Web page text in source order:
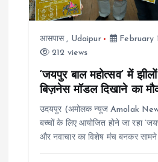
आसपास, Udaipur
February
212 views
‘जयपुर बाल महोत्सव’ में
बिज़नेस मॉडल दिखाने का
उदयपुर (अमोलक न्यूज Amolak
बच्चों के लिए आयोजित होने जा रहा
और नवाचार का विशेष मंच बनकर